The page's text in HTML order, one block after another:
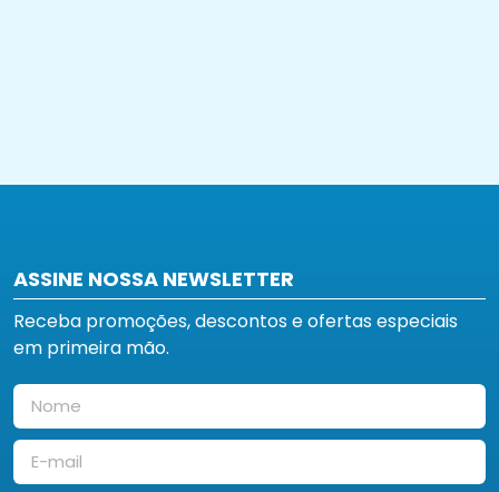
ASSINE NOSSA NEWSLETTER
Receba promoções, descontos e ofertas especiais
em primeira mão.